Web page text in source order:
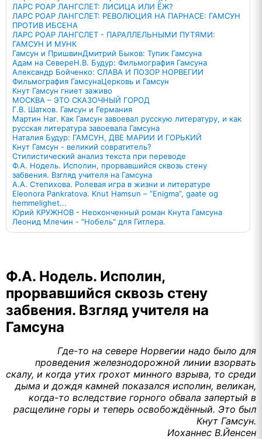
ЛАРС РОАР ЛАНГСЛЕТ: ЛИСИЦА ИЛИ ЁЖ?
ЛАРС РОАР ЛАНГСЛЕТ: РЕВОЛЮЦИЯ НА ПАРНАСЕ: ГАМСУН
ПРОТИВ ИБСЕНА
ЛАРС РОАР ЛАНГСЛЕТ - ПАРАЛЛЕЛЬНЫМИ ПУТЯМИ:
ГАМСУН И МУНК
Гамсун и ПришвинДмитрий Быков: Тупик Гамсуна
Адам на СевереН.В. Будур: Фильмография Гамсуна
Александр Бойченко: СЛАВА И ПОЗОР НОРВЕГИИ
Фильмография ГамсунаЦерковь и Гамсун
Кнут Гамсун гниет заживо
МОСКВА – ЭТО СКАЗОЧНЫЙ ГОРОД
Г.В. Шатков. Гамсун и Германия
Мартин Наг. Как Гамсун завоевал русскую литературу, и как
русская литература завоевала Гамсуна
Наталия Будур: ГАМСУН, ДВЕ МАРИИ И ГОРЬКИЙ
Кнут Гамсун - великий совратитель?
Стилистический анализ текста при переводе
Ф.А. Нодель. Исполин, прорвавшийся сквозь стену
забвения. Взгляд учителя на Гамсуна
А.А. Степихова. Ролевая игра в жизни и литературе
Eleonora Pankratova. Knut Hamsun – ”Enigma”, gaate og
hemmelighet...
Юрий КРУЖНОВ - Неоконченный роман Кнута Гамсуна
Леонид Млечин - "Нобель" для Гитлера.
Ф.А. Нодель. Исполин,
прорвавшийся сквозь стену
забвения. Взгляд учителя на
Гамсуна
Где-то на севере Норвегии надо было для
проведения железнодорожной линии взорвать
скалу, и когда утих грохот минного взрыва, то среди
дыма и дождя камней показался исполин, великан,
когда-то вследствие горного обвала запертый в
расщелине горы и теперь освобождённый. Это был
Кнут Гамсун.
Иоханнес В.Йенсен